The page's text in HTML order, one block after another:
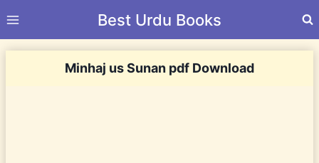
to
Best Urdu Books
Minhaj us Sunan pdf Download